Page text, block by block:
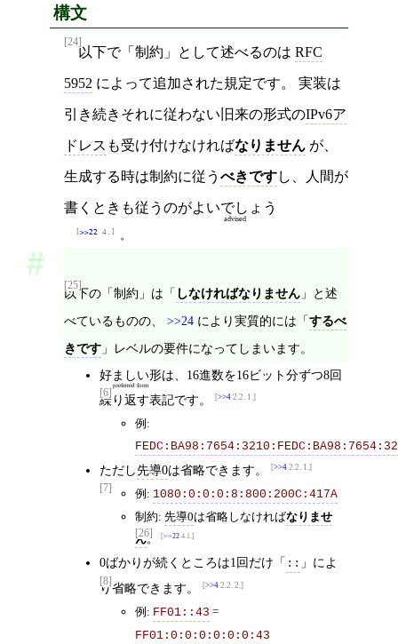
構文
[24]
以下で「制約」として述べるのは RFC
5952 によって追加された規定です。 実装は
引き続きそれに従わない旧来の形式のIPv6ア
ドレス も受け付けなければなりません が、
生成する時は制約に従う べきですし、人間が
書くときも従うのがよいでしょう
advised
>>22 4. 。
[25]
以下の「制約」は「 しなければなりません 」と述
べているものの、 >>24 により実質的には「するべ
きです 」レベルの要件になってしまいます。
[6]
好ましい形
preferred form
は、16進数を16ビット分ずつ8回
繰り返す表記です。
>>4 2.2. 1.
例:
[7]
ただし先導0は省略できます。 >>4 2.2. 1.
例: 1080:0:0:0:8:800:200C:417A
[26]
制約: 先導0は省略しなければなりませ
ん。 >>22 4.1.
[8]
0ばかりが続くところは1回だけ「 :: 」によ
り省略できます。
>>4 2.2. 2.
例: FF01::43 =
FF01:0:0:0:0:0:0:43